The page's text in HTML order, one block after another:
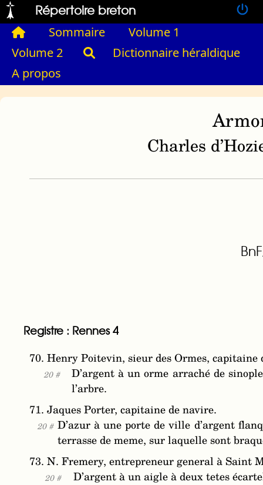
Répertoire breton
Sommaire
Volume 1
Volume 2
Dictionnaire héraldique
A propos
Charles
Registre : Rennes 4
70. Henry Poitevin, sieur des Ormes, capitaine
20 #
D’argent à un orme arraché de
l’arbre.
71. Jaques Porter, capitaine de navire.
20 # D’azur à une porte de ville d’argent
terrasse de meme, sur laquelle sont
73. N. Fremery, entrepreneur general à Saint
20 #
D’argent à un aigle à deux tetes